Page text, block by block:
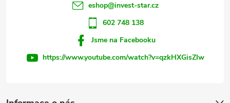
ý
eshop@invest-star.cz
602 748 138
Jsme na Facebooku
https://www.youtube.com/watch?v=qzkHXGisZIw